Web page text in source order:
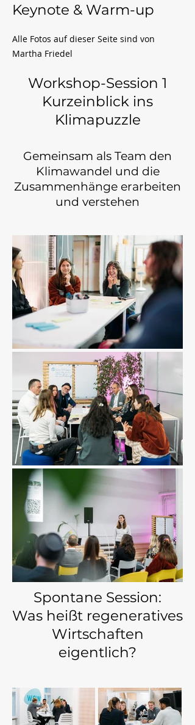
Keynote & Warm-up
Alle Fotos auf dieser Seite sind von
Martha Friedel
Workshop-Session 1
Kurzeinblick ins
Klimapuzzle
Gemeinsam als Team den
Klimawandel und die
Zusammenhänge erarbeiten
und verstehen
Spontane Session:
Was heißt regeneratives
Wirtschaften
eigentlich?